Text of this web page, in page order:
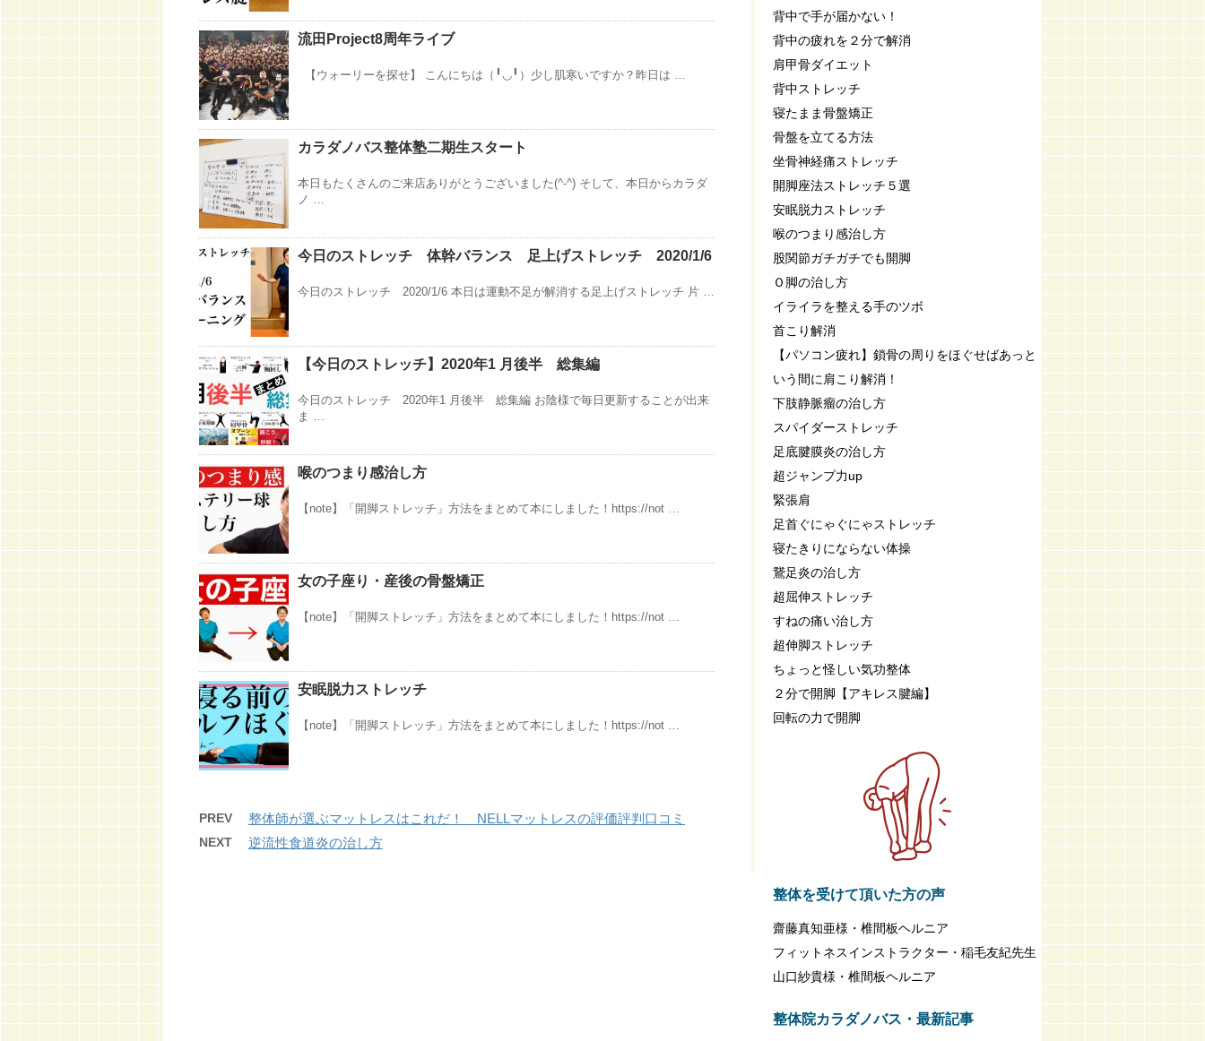
流田Project8周年ライブ
【ウォーリーを探せ】 こんにちは（╹◡╹）少し肌寒いですか？昨日は …
カラダノバス整体塾二期生スタート
本日もたくさんのご来店ありがとうございました(^-^) そして、本日からカラダ
ノ …
今日のストレッチ 体幹バランス 足上げストレッチ 2020/1/6
今日のストレッチ 2020/1/6 本日は運動不足が解消する足上げストレッチ 片 …
【今日のストレッチ】2020年1 月後半 総集編
今日のストレッチ 2020年1 月後半 総集編 お陰様で毎日更新することが出来
ま …
喉のつまり感治し方
【note】「開脚ストレッチ」方法をまとめて本にしました！https://not …
女の子座り・産後の骨盤矯正
【note】「開脚ストレッチ」方法をまとめて本にしました！https://not …
安眠脱力ストレッチ
【note】「開脚ストレッチ」方法をまとめて本にしました！https://not …
PREV 整体師が選ぶマットレスはこれだ！ NELLマットレスの評価評判口コミ
NEXT 逆流性食道炎の治し方
背中で手が届かない！
背中の疲れを２分で解消
肩甲骨ダイエット
背中ストレッチ
寝たまま骨盤矯正
骨盤を立てる方法
坐骨神経痛ストレッチ
開脚座法ストレッチ５選
安眠脱力ストレッチ
喉のつまり感治し方
股関節ガチガチでも開脚
Ｏ脚の治し方
イライラを整える手のツボ
首こり解消
【パソコン疲れ】鎖骨の周りをほぐせばあっと
いう間に肩こり解消！
下肢静脈瘤の治し方
スパイダーストレッチ
足底腱膜炎の治し方
超ジャンプ力up
緊張肩
足首ぐにゃぐにゃストレッチ
寝たきりにならない体操
鵞足炎の治し方
超屈伸ストレッチ
すねの痛い治し方
超伸脚ストレッチ
ちょっと怪しい気功整体
２分で開脚【アキレス腱編】
回転の力で開脚
整体を受けて頂いた方の声
齋藤真知亜様・椎間板ヘルニア
フィットネスインストラクター・稲毛友紀先生
山口紗貴様・椎間板ヘルニア
整体院カラダノバス・最新記事